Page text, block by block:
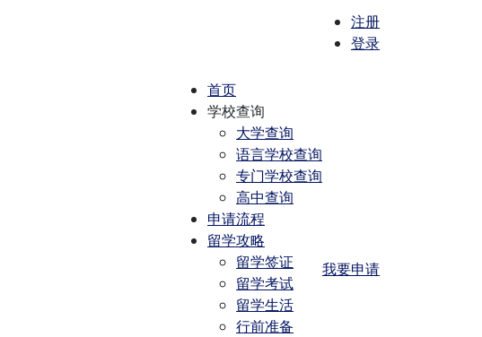
注册
登录
首页
学校查询
大学查询
语言学校查询
专门学校查询
高中查询
申请流程
留学攻略
留学签证
留学考试
留学生活
行前准备
我要申请